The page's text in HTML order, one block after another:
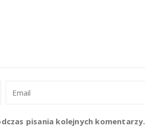
pisania kolejnych komentarzy.